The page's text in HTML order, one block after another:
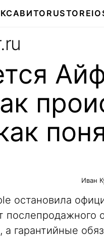
АВИТО RUSTORE
Иван
остановила
гарантийные